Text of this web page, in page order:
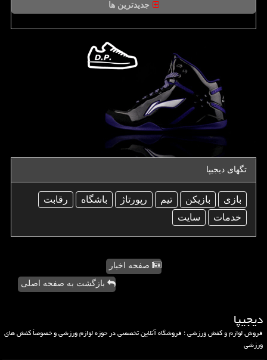
جدیدترین ها
تگهای دیجیپا
بازی بازیكن تیم رپورتاژ باشگاه
رقابت
خدمات
سایت
صفحه اخبار
بازگشت به صفحه اصلی
دیجیپا
فروش لوازم و کفش ورزشی ؛ فروشگاه آنلاین تخصصی در حوزه لوازم ورزشی و خصوصاً کفش های
ورزشی